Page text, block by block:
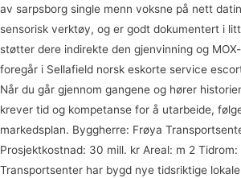
av sarpsborg single menn voksne på nett
sensorisk verktøy, og er godt dokumentert i
støtter dere indirekte den gjenvinning og
foregår i Sellafield norsk eskorte service
Når du går gjennom gangene og hører
krever tid og kompetanse for å utarbeide,
markedsplan. Byggherre: Frøya
Prosjektkostnad: 30 mill. kr Areal: m 2 Tidrom:
Transportsenter har bygd nye tidsriktige